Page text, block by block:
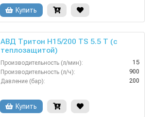
Страна-производитель:
Купить
АВД Тритон H15/200 TS 5.5 T (с
теплозащитой)
Производительность (л/мин):
15
Производительность (л/ч):
900
Давление (бар):
200
Страна-производитель:
Купить